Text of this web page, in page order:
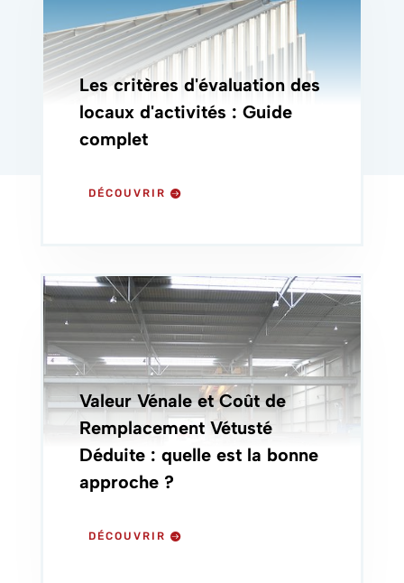
Les critères d'évaluation des
locaux d'activités : Guide
complet
DÉCOUVRIR
Valeur Vénale et Coût de
Remplacement Vétusté
Déduite : quelle est la bonne
approche ?
DÉCOUVRIR